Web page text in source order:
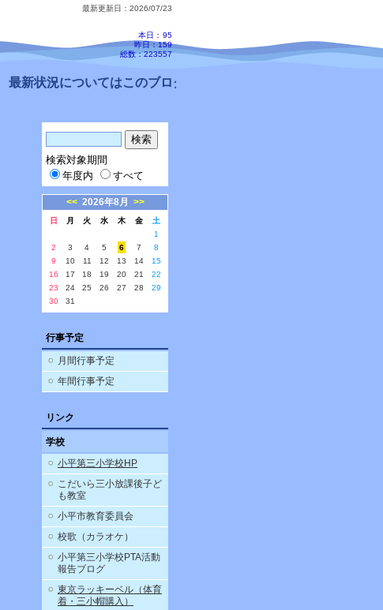
最新更新日：2026/07/23
本日： 95
昨日：159
総数：223557
最新状況についてはこのブログ、配信メールをご確認ください。
検索対象期間
年度内
すべて
<< 2026年8月 >>
日 月 火 水 木 金
土
1
2
3 4 5 6 7
8
9
10 11 12 13 14
15
16
17 18 19 20 21
22
23
24 25 26 27 28
29
30
31
行事予定
月間行事予定
年間行事予定
リンク
学校
小平第三小学校HP
こだいら三小放課後子ど
も教室
小平市教育委員会
校歌（カラオケ）
小平第三小学校PTA活動
報告ブログ
東京ラッキーベル（体育
着・三小帽購入）